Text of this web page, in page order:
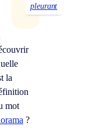
pleurant
la
mot
?